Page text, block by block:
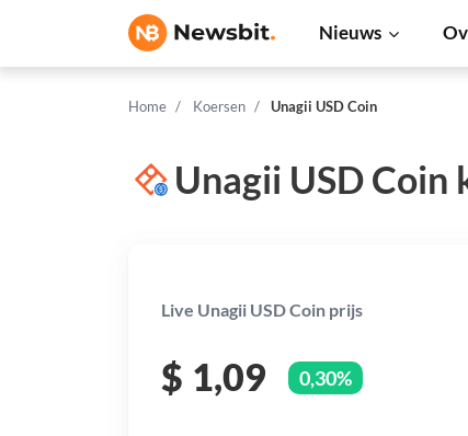
Nieuws
Home Koersen Unagii USD Coin
Unagii USD Coin
Live Unagii USD Coin prijs
$ 1,09 0,30%